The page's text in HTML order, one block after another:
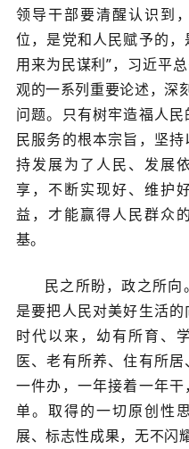
领导干部要清醒认识到
位，是党和人民赋予的
用来为民谋利”，习近平
观的一系列重要论述，深
问题。只有树牢造福人
民服务的根本宗旨，坚
持发展为了人民、发展
享，不断实现好、维护
益，才能赢得人民群众
基。
民之所盼，政之所
是要把人民对美好生活
时代以来，幼有所育、
医、老有所养、住有所
一件办，一年接着一年
单。取得的一切原创性
展、标志性成果，无不闪